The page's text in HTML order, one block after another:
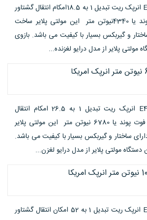
مولتی پلایر مدل E493 انرپک ریت تبدیل 1 به 18.5امکام انتقال گشتاور
حداکثر 3200 فوت پوند یا 4340نیوتن متر این مولتی پلایر ساخت
و گیربکس بسیار با کیفیت می باشد. بازوی
پلایر از مدل درایو لغزنده...
مولتی پلایر مدل E494 انرپک ریت تبدیل 1 به 26.5 امکام انتقال
گشتاور حداکثر 5000 فوت پوند یا 6780 نیوتن متر این مولتی پلایر
ساختار و گیربکس بسیار با کیفیت می باشد.
مولتی پلایر از مدل درایو لغزن...
مولتی پلایر مدل E495 انرپک ریت تبدیل 1 به 52 امکان انتقال گشتاور